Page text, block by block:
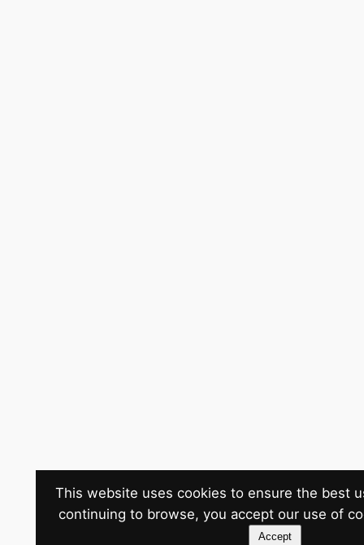
This website uses cookies to ensure the best
continuing to browse, you accept our use of
Accept